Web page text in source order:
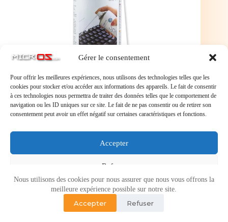
Gérer le consentement
Pour offrir les meilleures expériences, nous utilisons des technologies telles que les
cookies pour stocker et/ou accéder aux informations des appareils. Le fait de consentir
à ces technologies nous permettra de traiter des données telles que le comportement de
navigation ou les ID uniques sur ce site. Le fait de ne pas consentir ou de retirer son
consentement peut avoir un effet négatif sur certaines caractéristiques et fonctions.
Accepter
Refuser
Voir les préférences
Politique de cookiesPolitique de confidentialité
Nous utilisons des cookies pour nous assurer que nous vous offrons la
meilleure expérience possible sur notre site.
Accepter Refuser
Air Sec bombe spray dépoussiérante de 400Ml
Air Sec bombe spray dépoussiérante de 400Ml